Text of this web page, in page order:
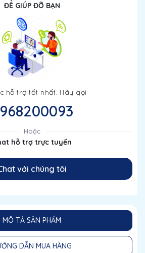
ĐỂ GIÚP ĐỠ BẠN
hỗ trợ tốt nhất. Hãy gọi
Hoặc
hỗ trợ trực tuyến
với chúng tôi
MÔ TẢ SẢN PHẨM
DẪN MUA HÀNG